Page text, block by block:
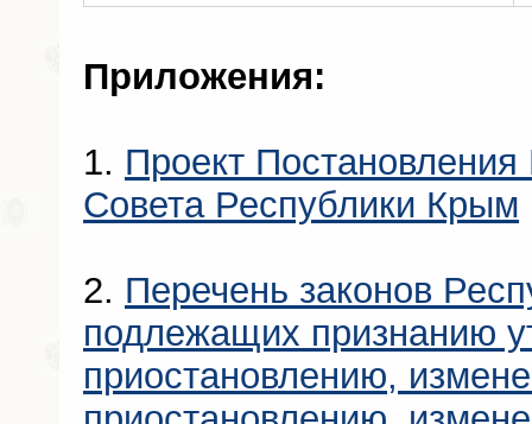
Приложения:
1. Проект Постановления
Совета Республики Крым
2. Перечень законов
подлежащих признанию
приостановлению,